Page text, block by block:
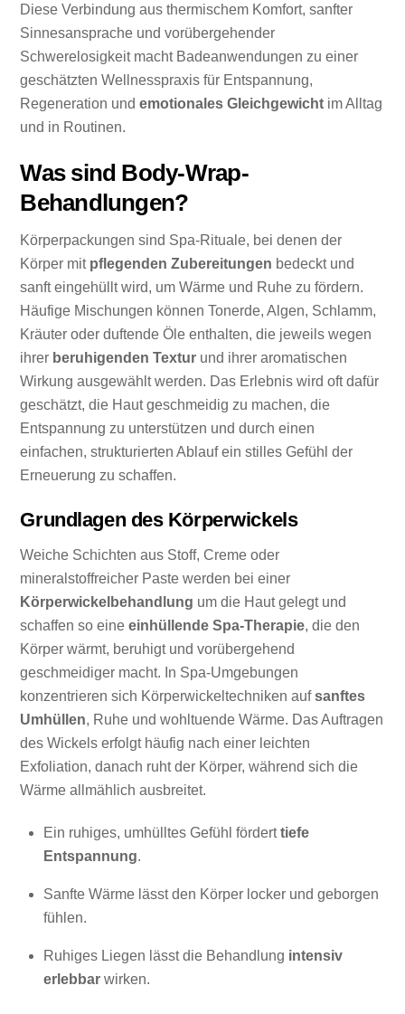
Diese Verbindung aus thermischem Komfort, sanfter
Sinnesansprache und vorübergehender
Schwerelosigkeit macht Badeanwendungen zu einer
geschätzten Wellnesspraxis für Entspannung,
Regeneration undemotionales Gleichgewicht im Alltag
und in Routinen.
Was sind Body-Wrap-
Behandlungen?
Körperpackungen sind Spa-Rituale, bei denen der
Körper mit pflegenden Zubereitungen bedeckt und
sanft eingehüllt wird, um Wärme und Ruhe zu fördern.
Häufige Mischungen können Tonerde, Algen, Schlamm,
Kräuter oder duftende Öle enthalten, die jeweils wegen
ihrer beruhigenden Textur und ihrer aromatischen
Wirkung ausgewählt werden. Das Erlebnis wird oft dafür
geschätzt, die Haut geschmeidig zu machen, die
Entspannung zu unterstützen und durch einen
einfachen, strukturierten Ablauf ein stilles Gefühl der
Erneuerung zu schaffen.
Grundlagen des Körperwickels
Weiche Schichten aus Stoff, Creme oder
mineralstoffreicher Paste werden bei einer
Körperwickelbehandlung um die Haut gelegt und
schaffen so eineeinhüllende Spa-Therapie, die den
Körper wärmt, beruhigt und vorübergehend
geschmeidiger macht. In Spa-Umgebungen
konzentrieren sich Körperwickeltechniken aufsanftes
Umhüllen, Ruhe und wohltuende Wärme. Das Auftragen
des Wickels erfolgt häufig nach einer leichten
Exfoliation, danach ruht der Körper, während sich die
Wärme allmählich ausbreitet.
Ein ruhiges, umhülltes Gefühl förderttiefe
Entspannung.
Sanfte Wärme lässt den Körper locker und geborgen
fühlen.
Ruhiges Liegen lässt die Behandlung intensiv
erlebbar wirken.